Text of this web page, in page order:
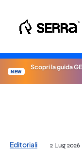
contenuto
NEW
Scopri la guida
Editoriali 2 Lug 2026